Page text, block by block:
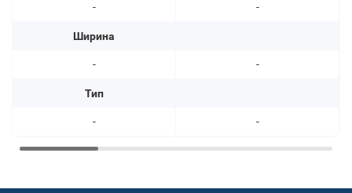
-
Ширина
-
Тип
-
-
-
-